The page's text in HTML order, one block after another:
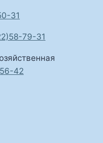
31
79-31
42